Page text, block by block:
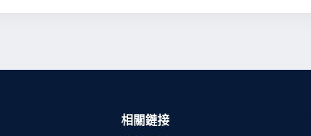
相關鏈接